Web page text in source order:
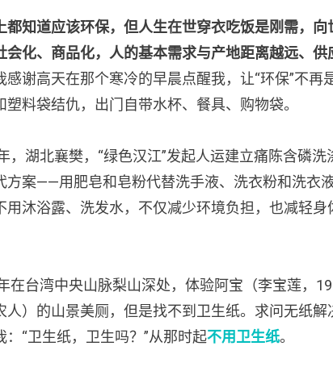
都知道应该环保，但人生在世穿衣吃饭是刚需，
会化、商品化，人的基本需求与产地距离越远、
感谢高天在那个寒冷的早晨点醒我，让“环保”不再
塑料袋结仇，出门自带水杯、餐具、购物袋。
，湖北襄樊，“绿色汉江”发起人运建立痛陈含磷
方案——用肥皂和皂粉代替洗手液、洗衣粉和洗衣
用沐浴露、洗发水，不仅减少环境负担，也减轻
在台湾中央山脉梨山深处，体验阿宝（李宝莲，
人）的山景美厕，但是找不到卫生纸。求问无纸解
：“卫生纸，卫生吗？”从那时起不用卫生纸。